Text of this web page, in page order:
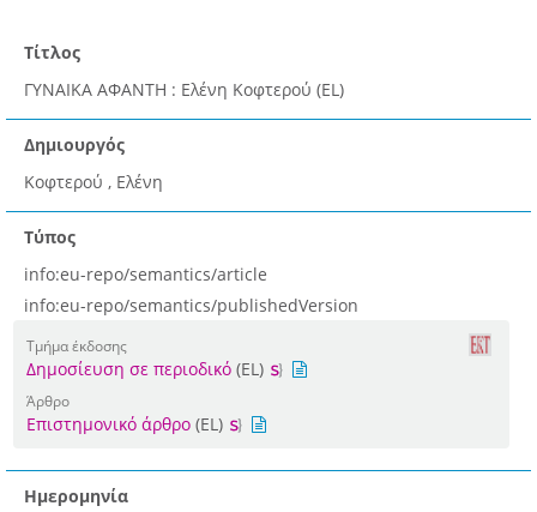
Τίτλος
ΓΥΝΑΙΚΑ ΑΦΑΝΤΗ : Ελένη Κοφτερού (EL)
Δημιουργός
Κοφτερού , Ελένη
Τύπος
info:eu-repo/semantics/article
info:eu-repo/semantics/publishedVersion
Τμήμα έκδοσης
Δημοσίευση σε περιοδικό (EL)
Άρθρο
Επιστημονικό άρθρο (EL)
Ημερομηνία